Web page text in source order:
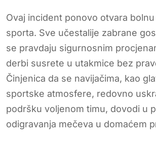
Ovaj incident ponovo otvara
sporta. Sve učestalije zabrane
se pravdaju sigurnosnim
derbi susrete u utakmice bez
Činjenica da se navijačima, kao
sportske atmosfere, redovno
podršku voljenom timu, dovodi u
odigravanja mečeva u domaćem